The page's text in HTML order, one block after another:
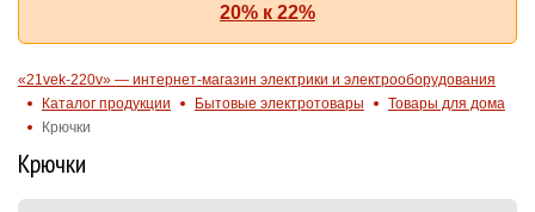
20% к 22%
«21vek-220v» — интернет-магазин электрики и электрооборудования
Каталог продукции
Бытовые электротовары
Товары для дома
Крючки
Крючки